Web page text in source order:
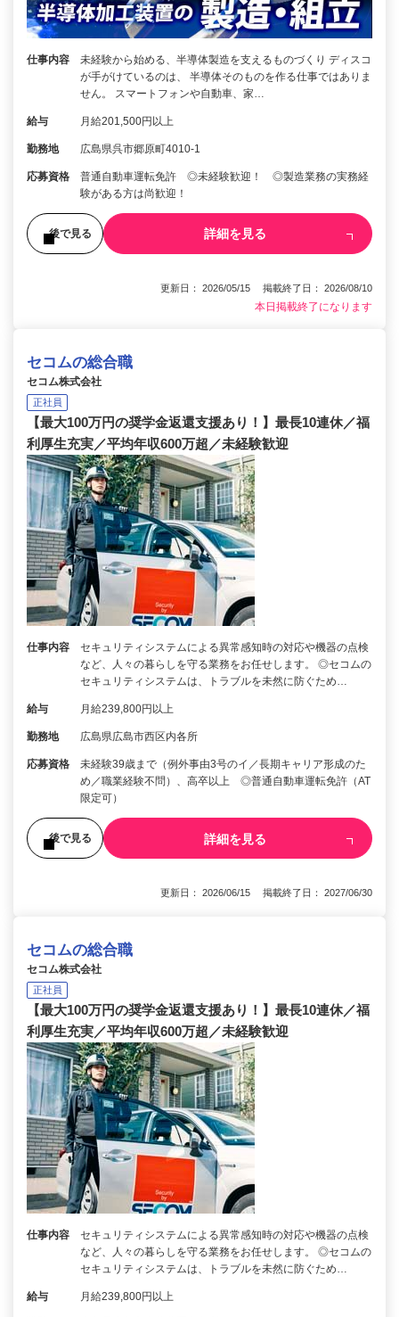
仕事内容
未経験から始める、半導体製造を支えるものづくり ディスコ
が手がけているのは、 半導体そのものを作る仕事ではありま
せん。 スマートフォンや自動車、家…
給与 月給201,500円以上
勤務地 広島県呉市郷原町4010-1
応募資格
普通自動車運転免許 ◎未経験歓迎！ ◎製造業務の実務経
験がある方は尚歓迎！
後で見る 詳細を見る
更新日： 2026/05/15 掲載終了日： 2026/08/10
本日掲載終了になります
セコムの総合職
セコム株式会社
正社員
【最大100万円の奨学金返還支援あり！】最長10連休／福
利厚生充実／平均年収600万超／未経験歓迎
仕事内容
セキュリティシステムによる異常感知時の対応や機器の点検
など、人々の暮らしを守る業務をお任せします。 ◎セコムの
セキュリティシステムは、トラブルを未然に防ぐため…
給与 月給239,800円以上
勤務地 広島県広島市西区内各所
応募資格
未経験39歳まで（例外事由3号のイ／長期キャリア形成のた
め／職業経験不問）、高卒以上 ◎普通自動車運転免許（AT
限定可）
後で見る 詳細を見る
更新日： 2026/06/15 掲載終了日： 2027/06/30
セコムの総合職
セコム株式会社
正社員
【最大100万円の奨学金返還支援あり！】最長10連休／福
利厚生充実／平均年収600万超／未経験歓迎
仕事内容
セキュリティシステムによる異常感知時の対応や機器の点検
など、人々の暮らしを守る業務をお任せします。 ◎セコムの
セキュリティシステムは、トラブルを未然に防ぐため…
給与 月給239,800円以上